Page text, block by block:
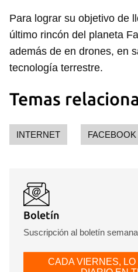
Para lograr su objetivo de
último rincón del planeta
además de en drones, en
tecnología terrestre.
Temas
INTERNET FACEBOOK
Boletín
Suscripción al boletín
CADA VIERNES,